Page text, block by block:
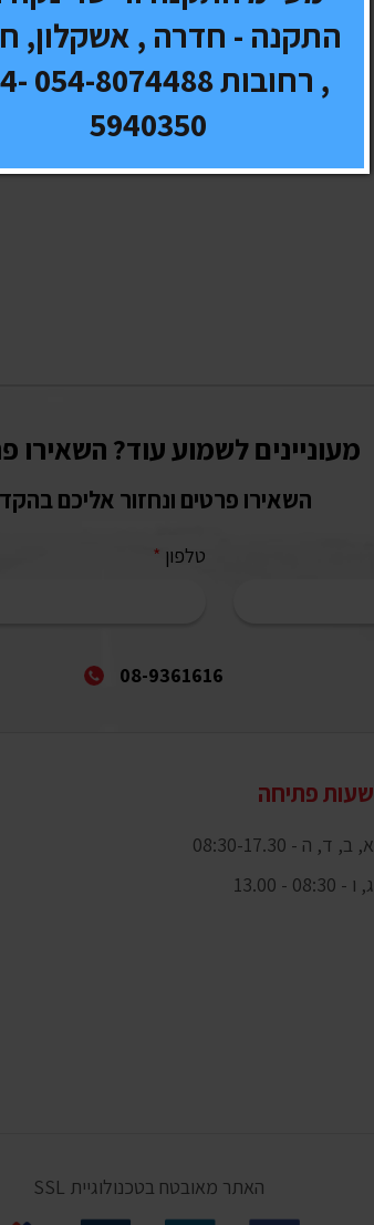
מעוניינים לשמוע עוד? השאירו
השאירו פרטים ונחזור אליכם
טלפון *
08-9361616
שעות פתיחה
א, ב, ד, ה - 08:30-17.30
ג, ו - 08:30 - 13.00
האתר מאובטח בטכנולוגיית SSL
התקנה - חדרה , אשקלון,
,
5940350